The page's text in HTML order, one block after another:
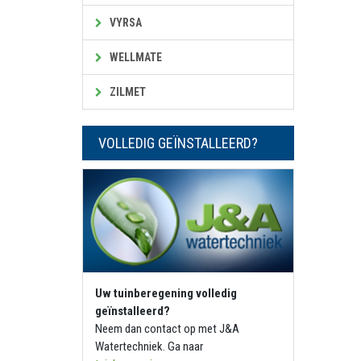
VYRSA
WELLMATE
ZILMET
VOLLEDIG GEÏNSTALLEERD?
Uw tuinberegening volledig
geïnstalleerd?
Neem dan contact op met J&A
Watertechniek. Ga naar